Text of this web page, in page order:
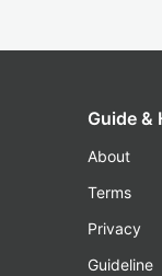
Guide &
About
Terms
Privacy
Guideline